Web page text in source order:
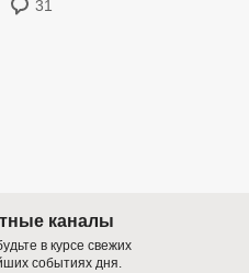
31
каналы
в курсе свежих
событиях дня.